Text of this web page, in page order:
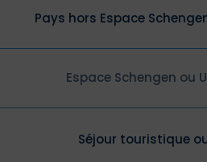
Pays hors Espace
Espace Schengen ou
Séjour touristique